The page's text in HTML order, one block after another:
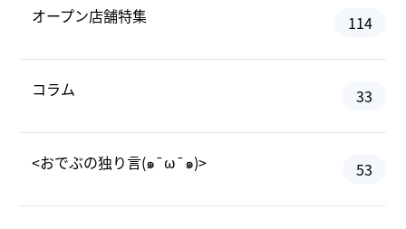
オープン店舗特集 114
コラム 33
<おでぶの独り言(๑¯ω¯๑)> 53